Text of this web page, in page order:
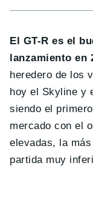
El GT-R es el
lanzamiento en
heredero de los
hoy el Skyline y
siendo el
mercado con el
elevadas, la
partida muy